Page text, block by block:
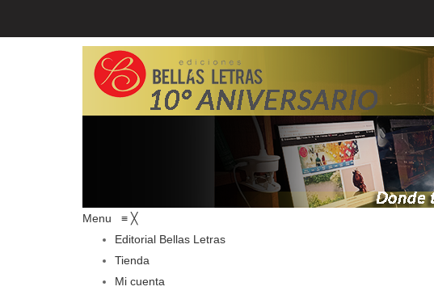
Menu ≡ ╳
Editorial Bellas Letras
Tienda
Mi cuenta